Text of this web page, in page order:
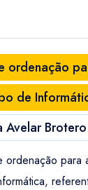
ordenação
de
Avelar Brotero
ordenação para